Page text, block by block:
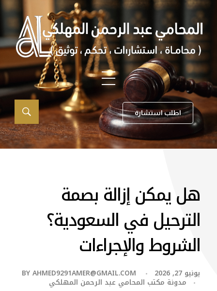
اطلب استشارة
هل يمكن إزالة بصمة
الترحيل في السعودية؟
الشروط والإجراءات
يونيو 27, 2026 BYAHMED9291AMER@GMAIL.COM
مدونة مكتب المحامي عبد الرحمن المهلكي